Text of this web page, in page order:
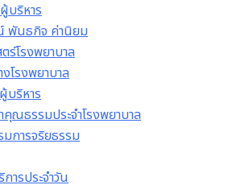
บริหาร
พันธกิจ ค่านิยม
ร์โรงพยาบาล
งโรงพยาบาล
บริหาร
ธรรมประจำโรงพยาบาล
การจริยธรรม
ารประจำวัน